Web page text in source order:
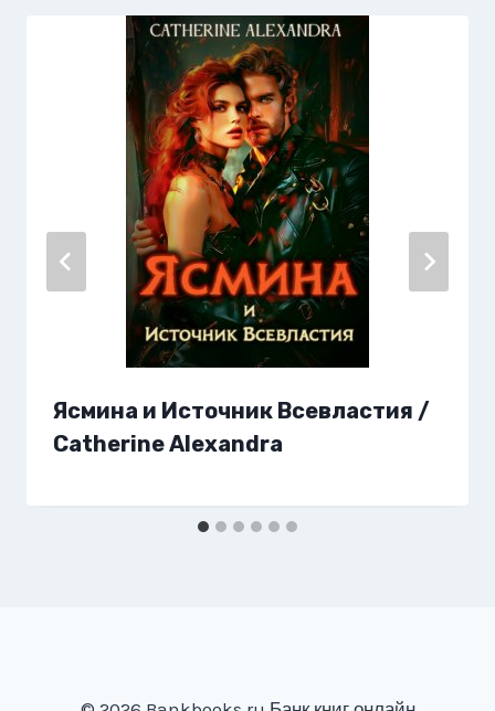
Ясмина и Источник Всевластия /
Catherine Alexandra